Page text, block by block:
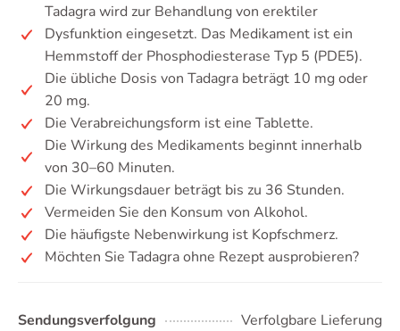
Tadagra wird zur Behandlung von erektiler
Dysfunktion eingesetzt. Das Medikament ist ein
Hemmstoff der Phosphodiesterase Typ 5 (PDE5).
Die übliche Dosis von Tadagra beträgt 10 mg oder
20 mg.
Die Verabreichungsform ist eine Tablette.
Die Wirkung des Medikaments beginnt innerhalb
von 30–60 Minuten.
Die Wirkungsdauer beträgt bis zu 36 Stunden.
Vermeiden Sie den Konsum von Alkohol.
Die häufigste Nebenwirkung ist Kopfschmerz.
Möchten Sie Tadagra ohne Rezept ausprobieren?
Sendungsverfolgung
Verfolgbare Lieferung